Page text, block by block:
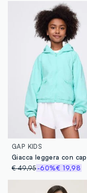
GAP KIDS
€ 49,95-60%€ 19,98